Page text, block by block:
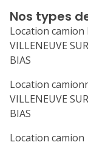
24
31
lu
7
Nos types
Location camion
VILLENEUVE
BIAS
Location
VILLENEUVE
BIAS
Location camion